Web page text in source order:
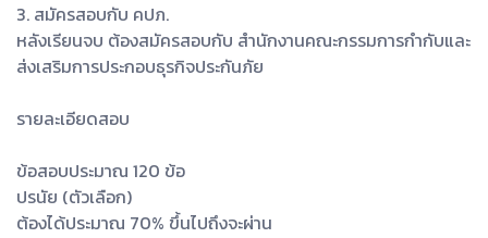
3. สมัครสอบกับ คปภ.
หลังเรียนจบ ต้องสมัครสอบกับ สำนักงานคณะกรรมการกำกับและ
ส่งเสริมการประกอบธุรกิจประกันภัย
รายละเอียดสอบ
ข้อสอบประมาณ 120 ข้อ
ปรนัย (ตัวเลือก)
ต้องได้ประมาณ 70% ขึ้นไปถึงจะผ่าน